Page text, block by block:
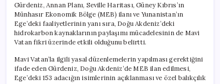
Gürdeniz, Annan Planı, Seville Haritası, Güney Kıbrıs’ın
Münhasır Ekonomik Bölge (MEB) ilanı ve Yunanistan’ın
Ege’deki faaliyetlerinin yanı sıra, Doğu Akdeniz’deki
hidrokarbon kaynaklarının paylaşımı mücadelesinin de Mavi
Vatan fikri üzerinde etkili olduğunu belirtti.
Mavi Vatan’la ilgili yasal düzenlemelerin yapılması gerektiğini
ifade eden Gürdeniz, Doğu Akdeniz’de MEB ilan edilmesi,
Ege’deki 153 adacığın isimlerinin açıklanması ve özel balıkçılık